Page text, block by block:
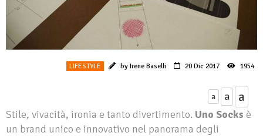
LIFESTYLE by Irene Baselli 20 Dic 2017 1954
a a a
Stile, vivacità, ironia e tanto divertimento. Uno Socks è
un brand unico e innovativo nel panorama degli